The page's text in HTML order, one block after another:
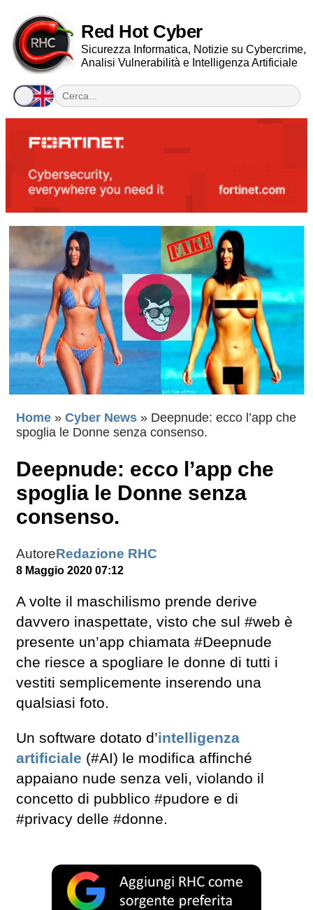
Red Hot Cyber
Sicurezza Informatica, Notizie su Cybercrime,
Analisi Vulnerabilità e Intelligenza Artificiale
Home » Cyber News » Deepnude: ecco l’app che
spoglia le Donne senza consenso.
Deepnude: ecco l’app che
spoglia le Donne senza
consenso.
AutoreRedazione RHC
8 Maggio 2020 07:12
A volte il maschilismo prende derive
davvero inaspettate, visto che sul #web è
presente un’app chiamata #Deepnude
che riesce a spogliare le donne di tutti i
vestiti semplicemente inserendo una
qualsiasi foto.
Un software dotato d’intelligenza
artificiale (#AI) le modifica affinché
appaiano nude senza veli, violando il
concetto di pubblico #pudore e di
#privacy delle #donne.